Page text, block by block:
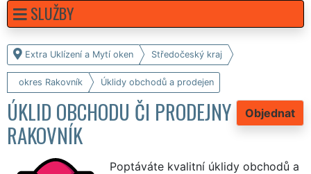
Extra Uklízení a Mytí oken Středočeský kraj
okres Rakovník Úklidy obchodů a prodejen
Objednat
ÚKLID OBCHODU ČI PRODEJNY
RAKOVNÍK
Poptáváte kvalitní úklidy obchodů a
SLUŽBY